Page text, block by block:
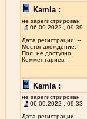
Kamla :
не зарегистрирован
06.09.2022 , 09:39
Дата регистрации: --
Местонахождение: --
Пол: не доступно
Комментариев: --
Kamla :
не зарегистрирован
06.09.2022 , 09:33
Дата регистрации: --